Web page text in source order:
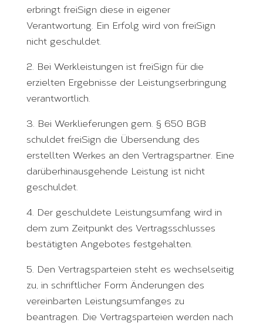
erbringt freiSign diese in eigener
Verantwortung. Ein Erfolg wird von freiSign
nicht geschuldet.
2. Bei Werkleistungen ist freiSign für die
erzielten Ergebnisse der Leistungserbringung
verantwortlich.
3. Bei Werklieferungen gem. § 650 BGB
schuldet freiSign die Übersendung des
erstellten Werkes an den Vertragspartner. Eine
darüberhinausgehende Leistung ist nicht
geschuldet.
4. Der geschuldete Leistungsumfang wird in
dem zum Zeitpunkt des Vertragsschlusses
bestätigten Angebotes festgehalten.
5. Den Vertragsparteien steht es wechselseitig
zu, in schriftlicher Form Änderungen des
vereinbarten Leistungsumfanges zu
beantragen. Die Vertragsparteien werden nach